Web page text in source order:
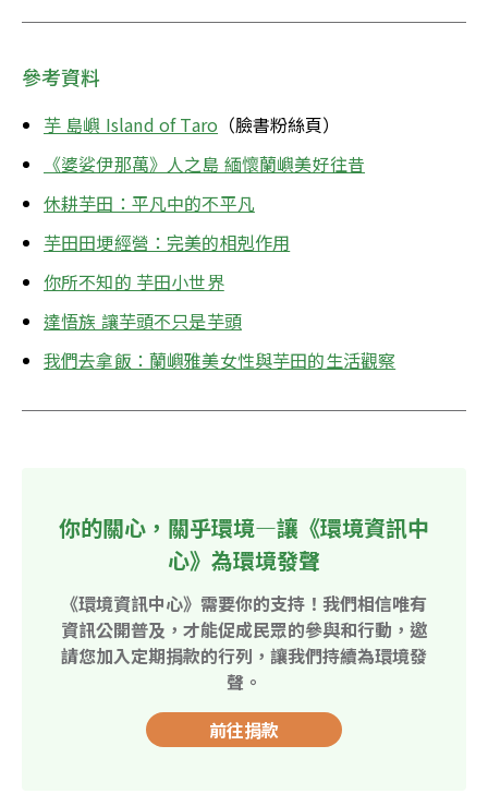
參考資料
芋 島嶼 Island of Taro （臉書粉絲頁）
《婆娑伊那萬》人之島 緬懷蘭嶼美好往昔
休耕芋田：平凡中的不平凡
芋田田埂經營：完美的相剋作用
你所不知的 芋田小世界
達悟族 讓芋頭不只是芋頭
我們去拿飯：蘭嶼雅美女性與芋田的生活觀察
你的關心，關乎環境—讓《環境資訊中
心》為環境發聲
《環境資訊中心》需要你的支持！我們相信唯有
資訊公開普及，才能促成民眾的參與和行動，邀
請您加入定期捐款的行列，讓我們持續為環境發
聲。
前往捐款